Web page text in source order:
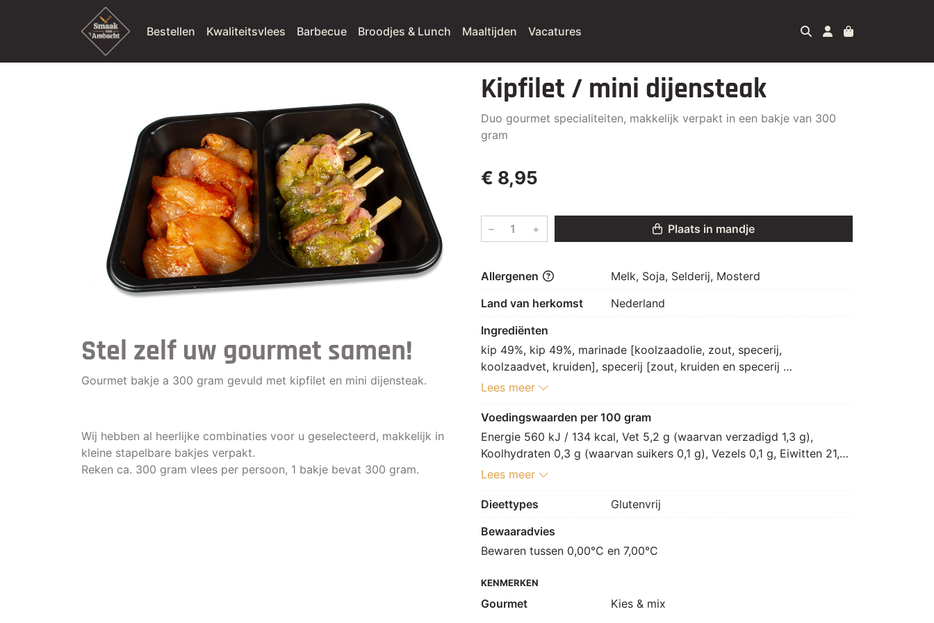
Bestellen Kwaliteitsvlees Barbecue Broodjes & Lunch Maaltijden Vacatures
Stel zelf uw gourmet samen!
Gourmet bakje a 300 gram gevuld met kipfilet en mini dijensteak.
Wij hebben al heerlijke combinaties voor u geselecteerd, makkelijk in
kleine stapelbare bakjes verpakt.
Reken ca. 300 gram vlees per persoon, 1 bakje bevat 300 gram.
Kipfilet / mini dijensteak
Duo gourmet specialiteiten, makkelijk verpakt in een bakje van 300
gram
€ 8,95
– + Plaats in mandje
Allergenen
Melk, Soja, Selderij, Mosterd
Land van herkomst
Nederland
Ingrediënten
kip 49%, kip 49%, marinade [koolzaadolie, zout, specerij,
koolzaadvet, kruiden], specerij [zout, kruiden en specerij
[paprikapoeder, witte peper, KORIANDER, gemberpoeder, foelie,
SELDERIJ, cayennepeper, lavas, kruidnagel, knoflookpoeder, tijm],
dextrose, maltodextrine, LACTOSE (MELK), gehydrolyseerd eiwit
(SOJA), preipoeder, uipoeder, rijstmeel, gistextract,
paprikaconcentraat, knolSELDERIJpoeder, zonnebloemolie, aroma
(ui), zoethoutwortelpoeder, alcohol, kruidenolie (KORIANDER),
smaakversterker: E621], kruiden [zout, specerij [koriander, peper,
karwijzaad], ui, marjolein, smaakversterker: E621]
Lees meer
Voedingswaarden per 100 gram
Energie 560 kJ / 134 kcal, Vet 5,2 g (waarvan verzadigd 1,3 g),
Koolhydraten 0,3 g (waarvan suikers 0,1 g), Vezels 0,1 g, Eiwitten 21,5
g, Zout 1,0 g.
Lees meer
Dieettypes
Glutenvrij
Bewaaradvies
Bewaren tussen 0,00°C en 7,00°C
KENMERKEN
Gourmet Kies & mix